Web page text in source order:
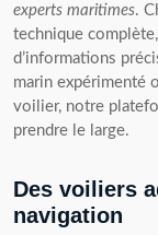
experts maritimes.
technique
d’informations
marin expérimenté
voilier, notre
prendre le large.
Des voiliers
navigation